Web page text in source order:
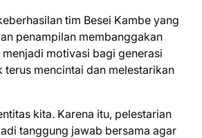
tim Besei Kambe yang
penampilan membanggakan
motivasi bagi generasi
terus mencintai dan melestarikan
kita. Karena itu, pelestarian
tanggung jawab bersama agar